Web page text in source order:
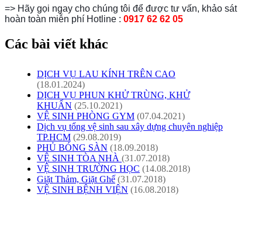
=> Hãy gọi ngay cho chúng tôi để được tư vấn, khảo sát
hoàn toàn miễn phí Hotline : 0917 62 62 05
Các bài viết khác
DỊCH VỤ LAU KÍNH TRÊN CAO
(18.01.2024)
DỊCH VỤ PHUN KHỬ TRÙNG, KHỬ
KHUẨN (25.10.2021)
VỆ SINH PHÒNG GYM (07.04.2021)
Dịch vụ tổng vệ sinh sau xây dựng chuyên nghiệp
TP.HCM (29.08.2019)
PHỦ BÓNG SÀN (18.09.2018)
VỆ SINH TÒA NHÀ (31.07.2018)
VỆ SINH TRƯỜNG HỌC (14.08.2018)
Giặt Thảm, Giặt Ghế (31.07.2018)
VỆ SINH BỆNH VIỆN (16.08.2018)